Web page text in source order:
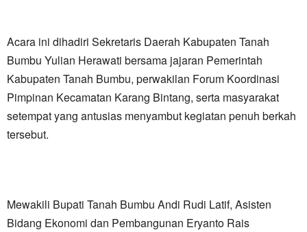
Acara ini dihadiri Sekretaris Daerah Kabupaten Tanah
Bumbu Yulian Herawati bersama jajaran Pemerintah
Kabupaten Tanah Bumbu, perwakilan Forum Koordinasi
Pimpinan Kecamatan Karang Bintang, serta masyarakat
setempat yang antusias menyambut kegiatan penuh berkah
tersebut.
Mewakili Bupati Tanah Bumbu Andi Rudi Latif, Asisten
Bidang Ekonomi dan Pembangunan Eryanto Rais